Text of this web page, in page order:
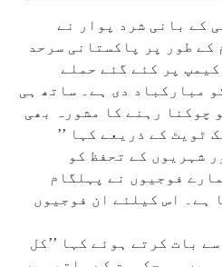
کے بانی شرد پوار نے
کے طور پر پاکستانی سرحد
پر کئے گئے حملے
مبارکباد دی ہے۔ ساتھ ہی
چوکنا رہنے کا مشورہ بھی
ٹویٹ کے ذریعے کہا ’’
شہریوں کے تحفظ کو
فوجیوں نے پہلگام
ہے۔ اس کیلئے ان فوجیوں
بات کرتے ہوئے کہا ’’کل